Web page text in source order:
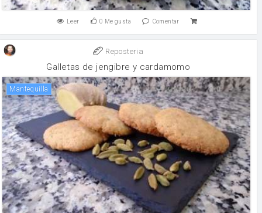
Leer 0 Me gusta Comentar
Reposteria
Galletas de jengibre y cardamomo
mantequilla